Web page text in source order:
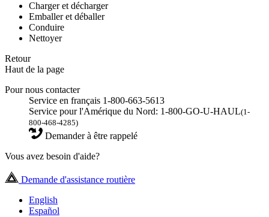
Charger et décharger
Emballer et déballer
Conduire
Nettoyer
Retour
Haut de la page
Pour nous contacter
Service en français 1-800-663-5613
Service pour l'Amérique du Nord: 1-800-GO-U-HAUL(1-
800-468-4285)
Demander à être rappelé
Vous avez besoin d'aide?
Demande d'assistance routière
English
Español